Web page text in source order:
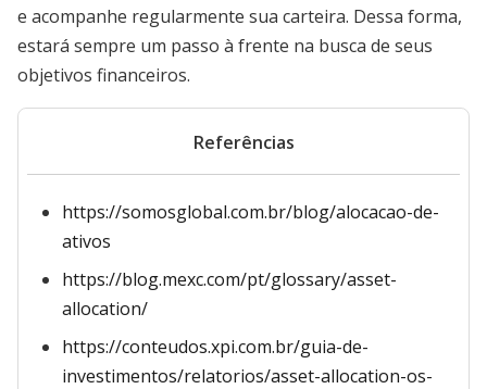
e acompanhe regularmente sua carteira. Dessa forma,
estará sempre um passo à frente na busca de seus
objetivos financeiros.
Referências
https://somosglobal.com.br/blog/alocacao-de-
ativos
https://blog.mexc.com/pt/glossary/asset-
allocation/
https://conteudos.xpi.com.br/guia-de-
investimentos/relatorios/asset-allocation-os-